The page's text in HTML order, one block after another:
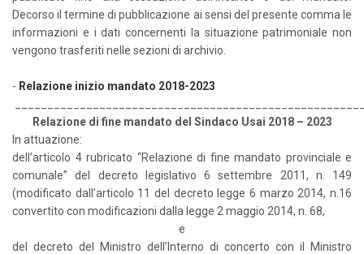
Decorso il termine di pubblicazione ai sensi del presente comma le
informazioni e i dati concernenti la situazione patrimoniale non
vengono trasferiti nelle sezioni di archivio.
- Relazione inizio mandato 2018-2023
Relazione di fine mandato del Sindaco Usai 2018 – 2023
In attuazione:
dell’articolo 4 rubricato “Relazione di fine mandato provinciale e
comunale” del decreto legislativo 6 settembre 2011, n. 149
(modificato dall’articolo 11 del decreto legge 6 marzo 2014, n.16
convertito con modificazioni dalla legge 2 maggio 2014, n. 68,
e
del decreto del Ministro dell’Interno di concerto con il Ministro